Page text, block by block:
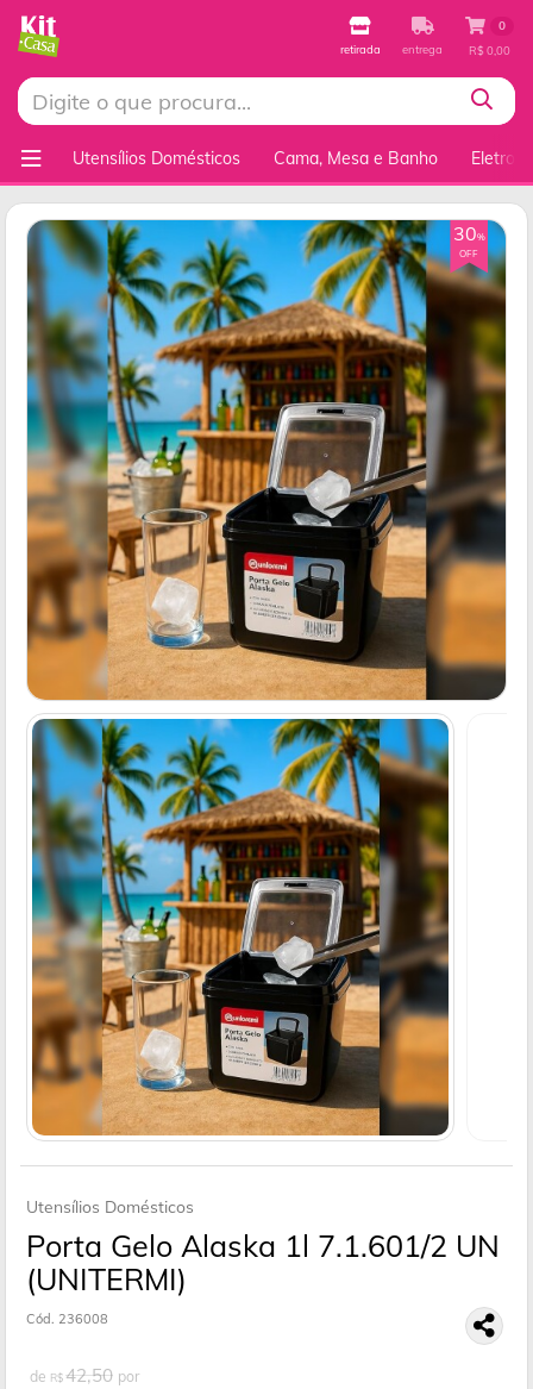
retirada entrega
0
R$ 0,00
Utensílios Domésticos Cama, Mesa e Banho
30%
OFF
Utensílios Domésticos
Porta Gelo Alaska 1l 7.1.601/2 UN
(UNITERMI)
Cód. 236008
de R$42,50 por